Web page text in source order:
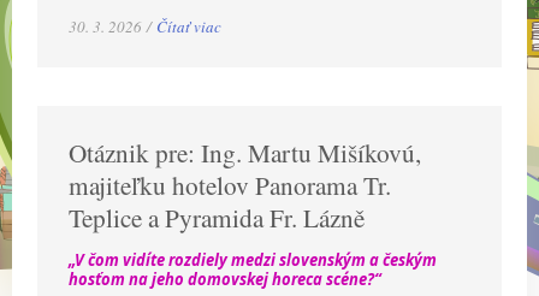
30. 3. 2026 / Čítať viac
Otáznik pre: Ing. Martu Mišíkovú,
majiteľku hotelov Panorama Tr.
Teplice a Pyramida Fr. Lázně
„V čom vidíte rozdiely medzi slovenským a českým
hosťom na jeho domovskej horeca scéne?“